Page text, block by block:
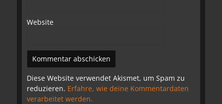
Website
Diese Website verwendet Akismet, um Spam zu
reduzieren. Erfahre, wie deine Kommentardaten
verarbeitet werden.